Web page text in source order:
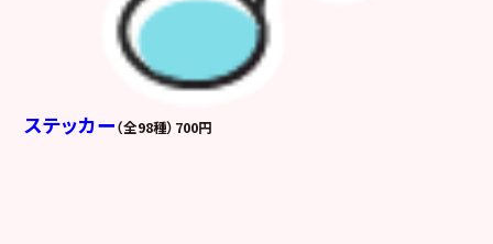
ステッカー（全98種）700円